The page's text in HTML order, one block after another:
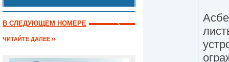
В СЛЕДУЮЩЕМ НОМЕРЕ
ЧИТАЙТЕ ДАЛЕЕ